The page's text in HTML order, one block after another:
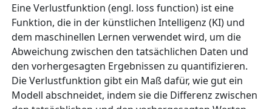
Eine Verlustfunktion (engl. loss function) ist eine
Funktion, die in der künstlichen Intelligenz (KI) und
dem maschinellen Lernen verwendet wird, um die
Abweichung zwischen den tatsächlichen Daten und
den vorhergesagten Ergebnissen zu quantifizieren.
Die Verlustfunktion gibt ein Maß dafür, wie gut ein
Modell abschneidet, indem sie die Differenz zwischen